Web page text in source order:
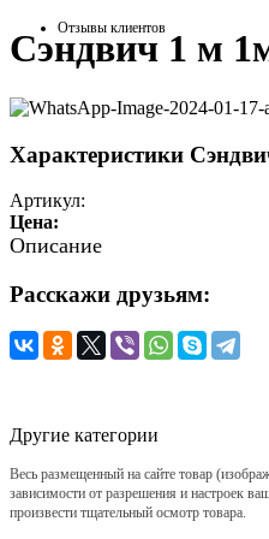
Отзывы клиентов
Сэндвич 1 м
Характеристики
Артикул:
Цена:
Описание
Расскажи друзьям:
Другие категории
Весь размещенный на сайте товар
зависимости от разрешения и настроек
произвести тщательный осмотр товара.